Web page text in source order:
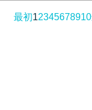
最初12345678910